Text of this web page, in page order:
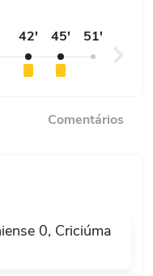
42' 45' 51'
Comentários
0, Criciúma